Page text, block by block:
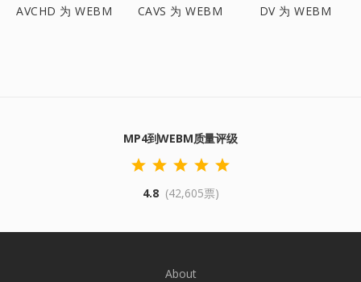
AVCHD 为 WEBM CAVS 为 WEBM DV 为 WEBM
MP4到WEBM质量评级
4.8 (42,605票)
About